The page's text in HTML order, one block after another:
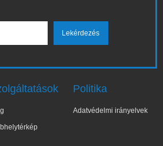
Politika
Adatvédelmi irányelvek